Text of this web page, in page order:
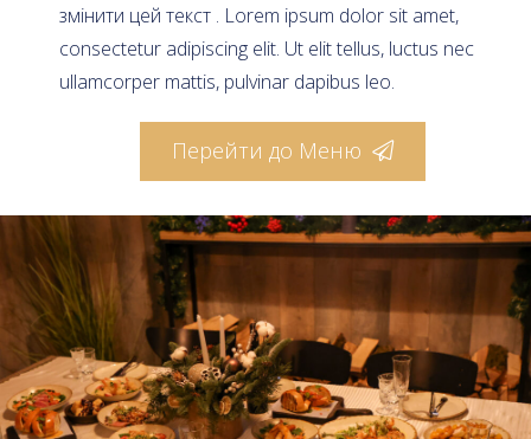
змінити цей текст . Lorem ipsum dolor sit amet,
consectetur adipiscing elit. Ut elit tellus, luctus nec
ullamcorper mattis, pulvinar dapibus leo.
Перейти до Меню